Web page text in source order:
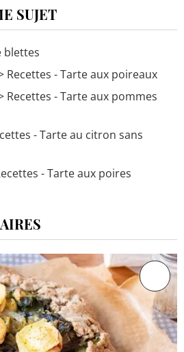
SUJET
blettes
Recettes - Tarte aux poireaux
Recettes - Tarte aux pommes
- Tarte au citron sans
- Tarte aux poires